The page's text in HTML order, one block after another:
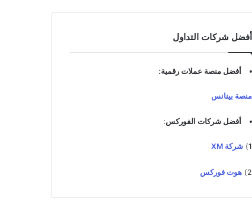
د
ا
ل
ت
ي
أفضل شركات التداول
أفضل منصة عملات رقمية:
منصة بينانس
أفضل شركات الفوركس:
1) شركة XM
2) هوت فوركس